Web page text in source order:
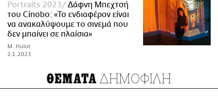
Portraits 2023
Δάφνη Μπεχτσή
του Cinobo: «Το ενδιαφέρον είναι
να ανακαλύψουμε το σινεμά που
δεν μπαίνει σε πλαίσια»
M. Hulot
2.1.2023
ΘΕΜΑΤΑ ΔΗΜΟΦΙΛΗ